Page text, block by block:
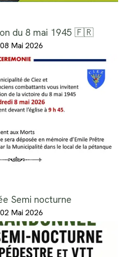
du 8 mai 1945 🇫🇷
Mai 2026
Semi nocturne
Mai 2026